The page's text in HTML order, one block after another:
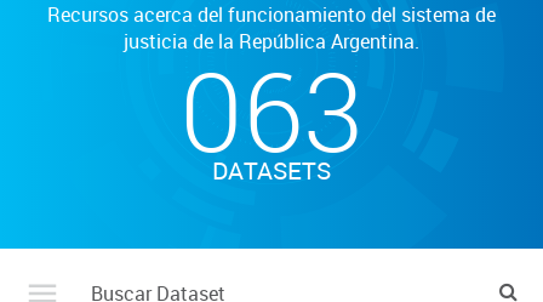
Recursos acerca del funcionamiento del sistema de
justicia de la República Argentina.
063
DATASETS